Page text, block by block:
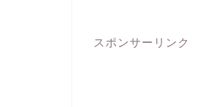
スポンサーリンク